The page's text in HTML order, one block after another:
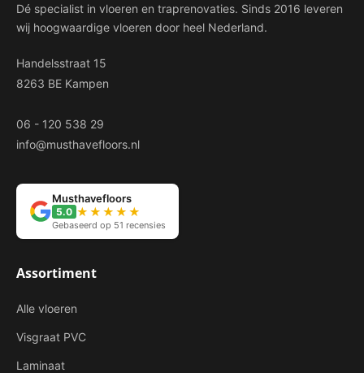
Dé specialist in vloeren en traprenovaties. Sinds 2016 leveren
wij hoogwaardige vloeren door heel Nederland.
Handelsstraat 15
8263 BE Kampen
06 - 120 538 29
info@musthavefloors.nl
Musthavefloors
5.0 ★★★★★
Gebaseerd op 51 recensies
Assortiment
Alle vloeren
Visgraat PVC
Laminaat